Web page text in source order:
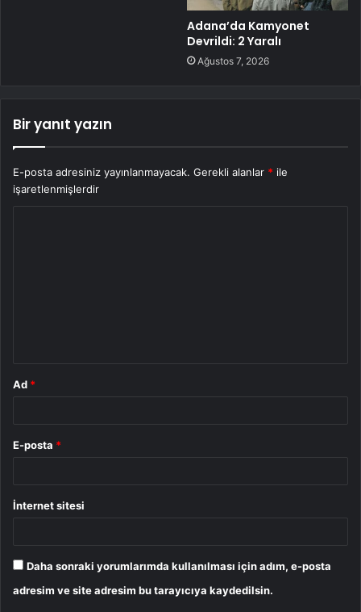
Adana’da Kamyonet
Devrildi: 2 Yaralı
Ağustos 7, 2026
Bir yanıt yazın
E-posta adresiniz yayınlanmayacak. Gerekli alanlar * ile
işaretlenmişlerdir
Ad *
E-posta *
İnternet sitesi
Daha sonraki yorumlarımda kullanılması için adım, e-posta
adresim ve site adresim bu tarayıcıya kaydedilsin.